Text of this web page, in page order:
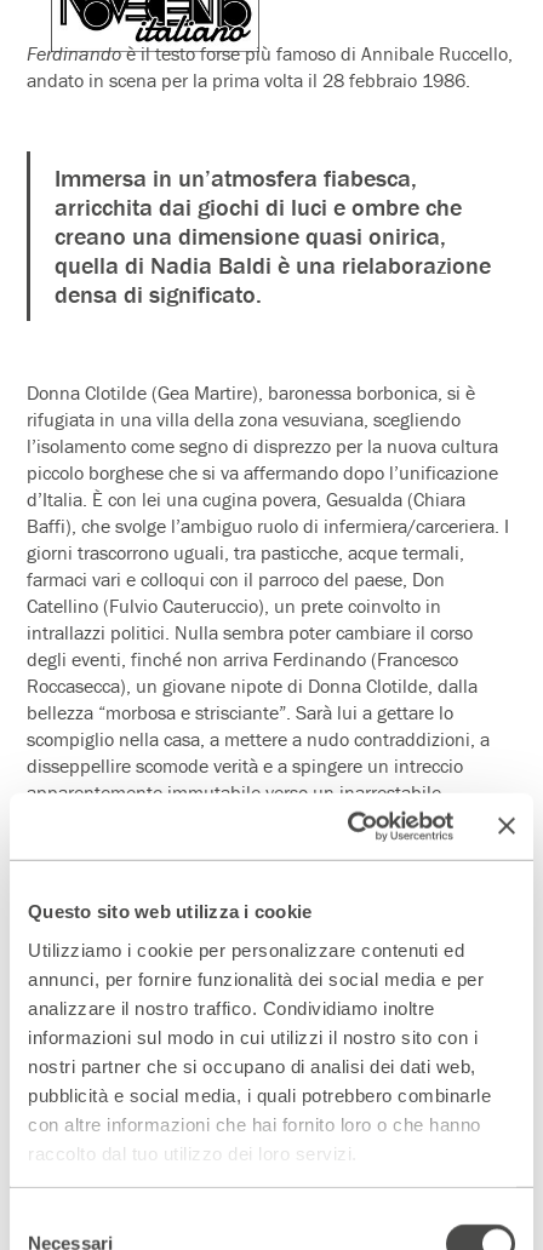
Questo sito web utilizza i cookie
Utilizziamo i cookie per personalizzare contenuti ed
annunci, per fornire funzionalità dei social media e per
analizzare il nostro traffico. Condividiamo inoltre
informazioni sul modo in cui utilizzi il nostro sito con i
nostri partner che si occupano di analisi dei dati web,
pubblicità e social media, i quali potrebbero combinarle
con altre informazioni che hai fornito loro o che hanno
raccolto dal tuo utilizzo dei loro servizi.
Necessari
Ferdinandoè il testo forse più famoso di Annibale Ruccello,
andato in scena per la prima volta il 28 febbraio 1986.
Immersa in un’atmosfera fiabesca,
arricchita dai giochi di luci e ombre che
creano una dimensione quasi onirica,
quella di Nadia Baldi è una rielaborazione
densa di significato.
Donna Clotilde (Gea Martire), baronessa borbonica, si è
rifugiata in una villa della zona vesuviana, scegliendo
l’isolamento come segno di disprezzo per la nuova cultura
piccolo borghese che si va affermando dopo l’unificazione
d’Italia. È con lei una cugina povera, Gesualda (Chiara
Baffi), che svolge l’ambiguo ruolo di infermiera/carceriera. I
giorni trascorrono uguali, tra pasticche, acque termali,
farmaci vari e colloqui con il parroco del paese, Don
Catellino (Fulvio Cauteruccio), un prete coinvolto in
intrallazzi politici. Nulla sembra poter cambiare il corso
degli eventi, finché non arriva Ferdinando (Francesco
Roccasecca), un giovane nipote di Donna Clotilde, dalla
bellezza “morbosa e strisciante”. Sarà lui a gettare lo
scompiglio nella casa, a mettere a nudo contraddizioni, a
disseppellire scomode verità e a spingere un intreccio
apparentemente immutabile verso un inarrestabile
Un palco vestito di arte, di intenzioni e della giusta dimensione
teatro fatto così bene, che quasi commuove.
Simona Stammelluti